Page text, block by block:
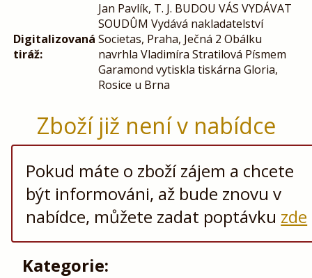
Digitalizovaná
tiráž:
Jan Pavlík, T. J. BUDOU VÁS VYDÁVAT
SOUDÛM Vydává nakladatelství
Societas, Praha, Ječná 2 Obálku
navrhla Vladimíra Stratilová Písmem
Garamond vytiskla tiskárna Gloria,
Rosice u Brna
Zboží již není v nabídce
Pokud máte o zboží zájem a chcete
být informováni, až bude znovu v
nabídce, můžete zadat poptávku zde
Kategorie: